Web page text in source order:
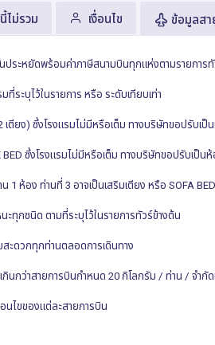
ไม่รวม เงื่อนไข ข้อมูลสา
ประหยัดพร้อมค่าภาษีสนามบินทุกแห่งตามรายการ
ที่ระบุไว้ในรายการ หรือ ระดับเทียบเท่า
เตียง) ซึ่งโรงแรมไม่มีหรือเต็ม ทางบริษัทขอปรับเป็
BED ซึ่งโรงแรมไม่มีหรือเต็ม ทางบริษัทขอปรับเป็นห้
น 1 ห้อง ท่านที่ 3 อาจเป็นเสริมเตียง หรือ SOFA BED
นะทุกชนิด ตามที่ระบุไว้ในรายการทัวร์ข้างต้น
ะดวกทุกท่านตลอดการเดินทาง
กินกว่าสายการบินกำหนด 20 กิโลกรัม / ท่าน / จำกั
นไขของแต่ละสายการบิน